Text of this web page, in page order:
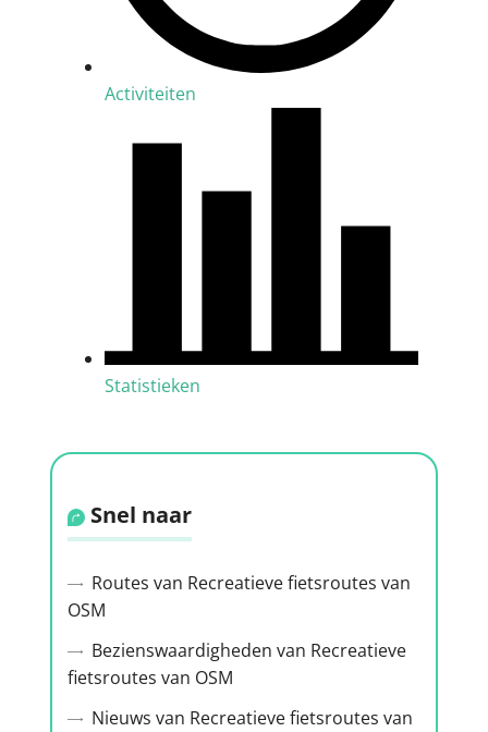
Activiteiten
Statistieken
Snel naar
Routes van Recreatieve fietsroutes van
OSM
Bezienswaardigheden van Recreatieve
fietsroutes van OSM
Nieuws van Recreatieve fietsroutes van